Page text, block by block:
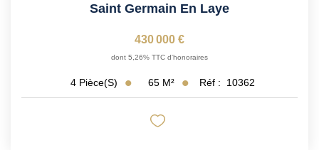
Saint Germain En Laye
430 000 €
dont 5,26% TTC d'honoraires
4 Pièce(s) 65 M² Réf : 10362